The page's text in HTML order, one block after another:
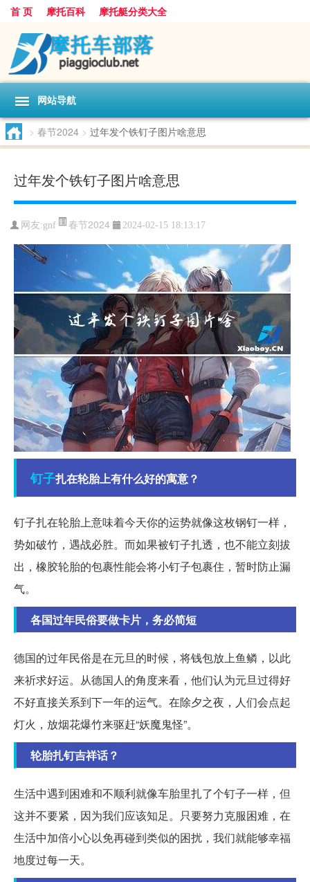
首 页 摩托百科 摩托艇分类大全
网站导航
> 春节2024 > 过年发个铁钉子图片啥意思
过年发个铁钉子图片啥意思
网友:gnf 春节2024 2024-02-15 18:13:17
钉子扎在轮胎上有什么好的寓意？
钉子扎在轮胎上意味着今天你的运势就像这枚钢钉一样，
势如破竹，遇战必胜。而如果被钉子扎透，也不能立刻拔
出，橡胶轮胎的包裹性能会将小钉子包裹住，暂时防止漏
气。
各国过年民俗要做卡片，务必简短
德国的过年民俗是在元旦的时候，将钱包放上鱼鳞，以此
来祈求好运。从德国人的角度来看，他们认为元旦过得好
不好直接关系到下一年的运气。在除夕之夜，人们会点起
灯火，放烟花爆竹来驱赶“妖魔鬼怪”。
轮胎扎钉吉祥话？
生活中遇到困难和不顺利就像车胎里扎了个钉子一样，但
这并不要紧，因为我们应该知足。只要努力克服困难，在
生活中加倍小心以免再碰到类似的困扰，我们就能够幸福
地度过每一天。